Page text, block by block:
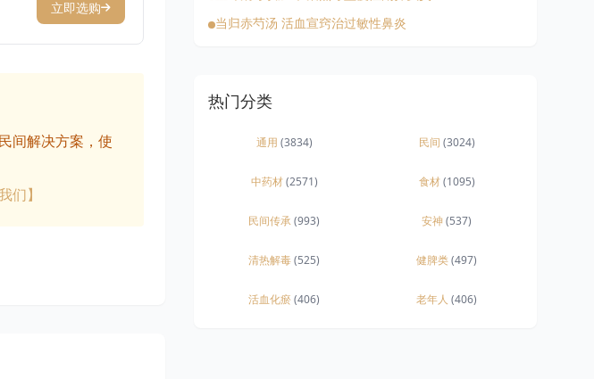
立即选购
间解决方案，使
们】
当归赤芍汤 活血宣窍治过敏性鼻炎
热门分类
通用 (3834) 民间 (3024)
中药材(2571) 食材(1095)
民间传承(993) 安神(537)
清热解毒(525) 健脾类(497)
活血化瘀(406) 老年人 (406)